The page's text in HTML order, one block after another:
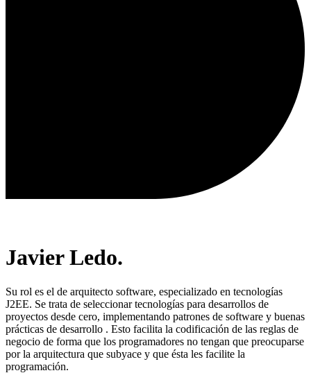
Javier Ledo.
Su rol es el de arquitecto software, especializado en tecnologías
J2EE. Se trata de seleccionar tecnologías para desarrollos de
proyectos desde cero, implementando patrones de software y buenas
prácticas de desarrollo . Esto facilita la codificación de las reglas de
negocio de forma que los programadores no tengan que preocuparse
por la arquitectura que subyace y que ésta les facilite la
programación.